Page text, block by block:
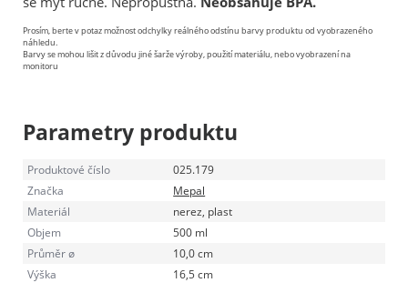
Prosím, berte v potaz možnost odchylky reálného odstínu barvy produktu od vyobrazeného
náhledu.
Barvy se mohou lišit z důvodu jiné šarže výroby, použití materiálu, nebo vyobrazení na
monitoru
Parametry produktu
Produktové číslo
025.179
Značka
Mepal
Materiál
nerez, plast
Objem
500 ml
Průměr ø
10,0 cm
Výška
16,5 cm